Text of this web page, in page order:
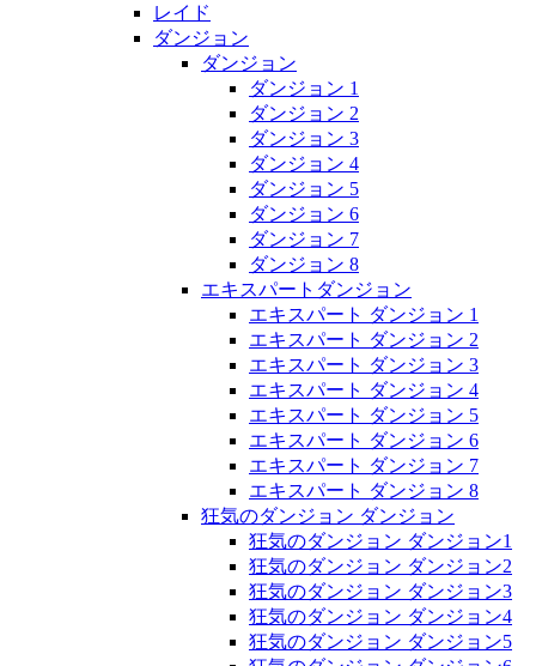
レイド
ダンジョン
ダンジョン
ダンジョン 1
ダンジョン 2
ダンジョン 3
ダンジョン 4
ダンジョン 5
ダンジョン 6
ダンジョン 7
ダンジョン 8
エキスパートダンジョン
エキスパート ダンジョン 1
エキスパート ダンジョン 2
エキスパート ダンジョン 3
エキスパート ダンジョン 4
エキスパート ダンジョン 5
エキスパート ダンジョン 6
エキスパート ダンジョン 7
エキスパート ダンジョン 8
狂気のダンジョン ダンジョン
狂気のダンジョン ダンジョン1
狂気のダンジョン ダンジョン2
狂気のダンジョン ダンジョン3
狂気のダンジョン ダンジョン4
狂気のダンジョン ダンジョン5